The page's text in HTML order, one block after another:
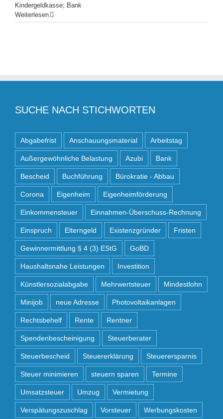
Kindergeldkasse; Bank
Weiterlesen
SUCHE NACH STICHWORTEN
Abgabefrist Anschauungsmaterial Arbeitstag
Außergewöhnliche Belastung Azubi Bank
Bescheid Buchführung Bürokratie - Abbau
Corona Eigenheim Eigenheimförderung
Einkommensteuer Einnahmen-Überschuss-Rechnung
Einspruch Elterngeld Existenzgründer Fristen
Gewinnermittlung § 4 (3) EStG GoBD
Haushaltsnahe Leistungen Investition
Künstlersozialabgabe Mehrwertsteuer Mindestlohn
Minijob neue Adresse Photovoltaikanlagen
Rechtsbehelf Rente Rentner
Spendenbescheinigung Steuerberater
Steuerbescheid Steuererklärung Steuerersparnis
Steuer minimieren steuern sparen Termine
Umsatzsteuer Umzug Vermietung
Verspätungszuschlag Vorsteuer Werbungskosten